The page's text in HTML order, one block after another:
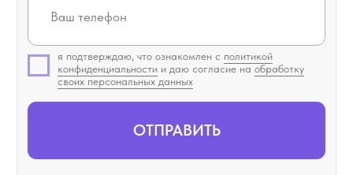
я подтверждаю, что ознакомлен сполитикой
конфиденциальности и даю согласие наобработку
своих персональных данных